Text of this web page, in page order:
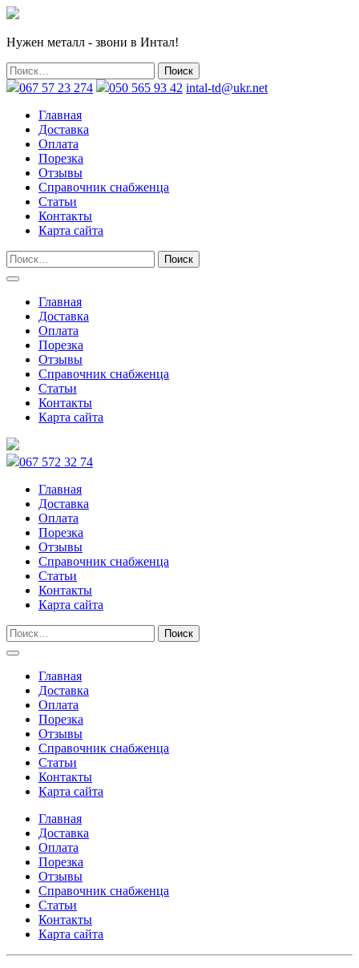
Нужен металл - звони в Интал!
067 57 23 274 050 565 93 42 intal-td@ukr.net
Главная
Доставка
Оплата
Порезка
Отзывы
Справочник снабженца
Статьи
Контакты
Карта сайта
Главная
Доставка
Оплата
Порезка
Отзывы
Справочник снабженца
Статьи
Контакты
Карта сайта
067 572 32 74
Главная
Доставка
Оплата
Порезка
Отзывы
Справочник снабженца
Статьи
Контакты
Карта сайта
Главная
Доставка
Оплата
Порезка
Отзывы
Справочник снабженца
Статьи
Контакты
Карта сайта
Главная
Доставка
Оплата
Порезка
Отзывы
Справочник снабженца
Статьи
Контакты
Карта сайта